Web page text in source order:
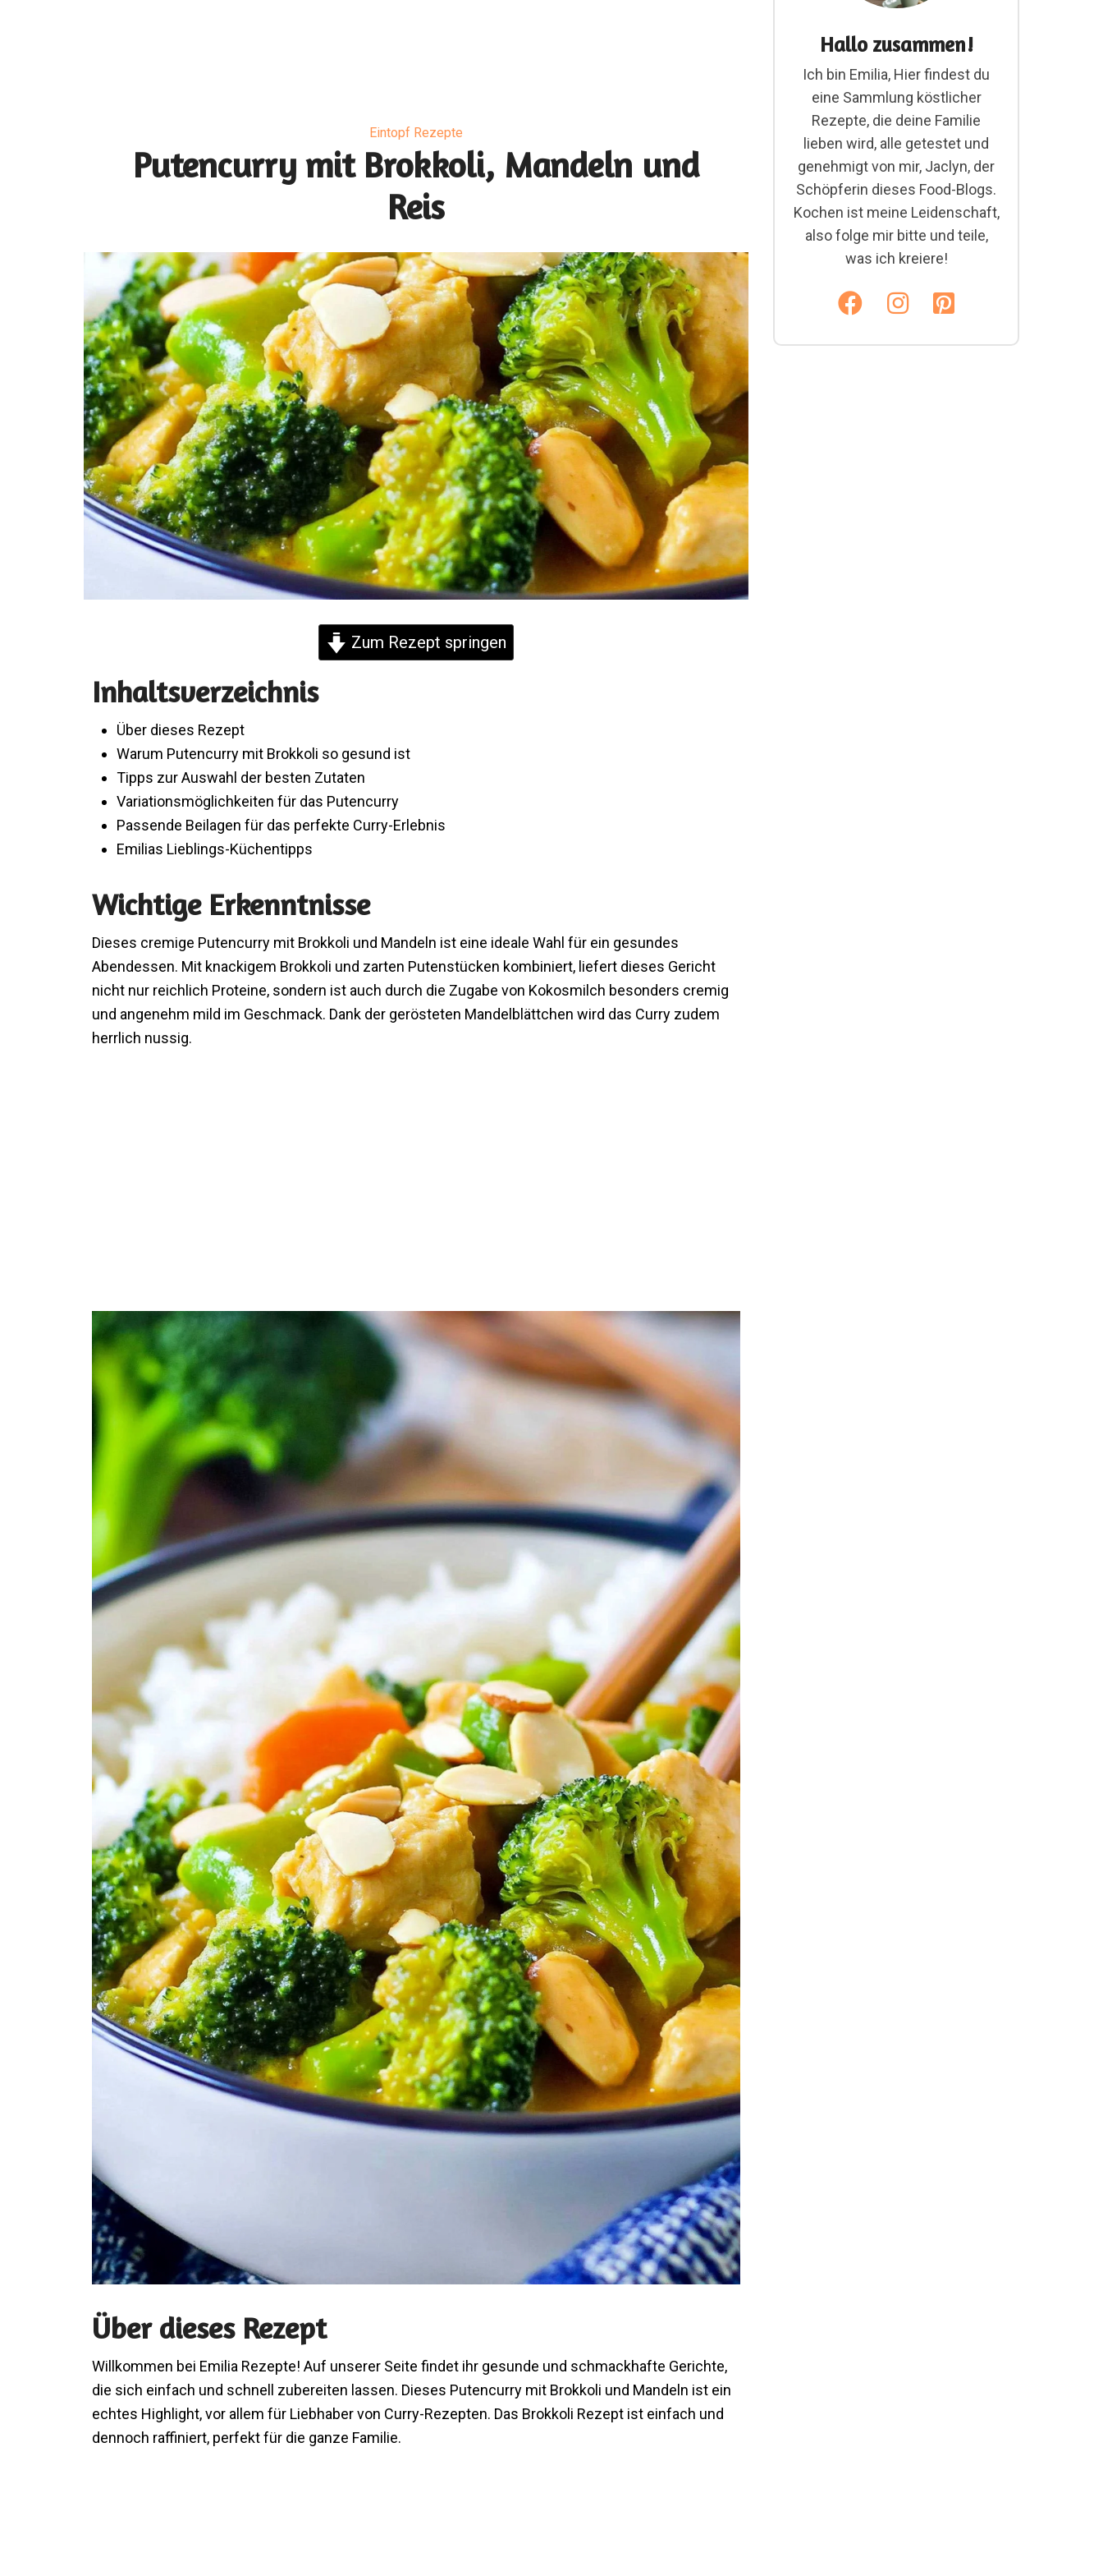
Eintopf Rezepte
Putencurry mit Brokkoli, Mandeln und
Reis
Zum Rezept springen
Inhaltsverzeichnis
Über dieses Rezept
Warum Putencurry mit Brokkoli so gesund ist
Tipps zur Auswahl der besten Zutaten
Variationsmöglichkeiten für das Putencurry
Passende Beilagen für das perfekte Curry-Erlebnis
Emilias Lieblings-Küchentipps
Wichtige Erkenntnisse
Dieses cremige Putencurry mit Brokkoli und Mandeln ist eine ideale Wahl für ein gesundes
Abendessen. Mit knackigem Brokkoli und zarten Putenstücken kombiniert, liefert dieses Gericht
nicht nur reichlich Proteine, sondern ist auch durch die Zugabe von Kokosmilch besonders cremig
und angenehm mild im Geschmack. Dank der gerösteten Mandelblättchen wird das Curry zudem
herrlich nussig.
Über dieses Rezept
Willkommen bei Emilia Rezepte! Auf unserer Seite findet ihr gesunde und schmackhafte Gerichte,
die sich einfach und schnell zubereiten lassen. Dieses Putencurry mit Brokkoli und Mandeln ist ein
echtes Highlight, vor allem für Liebhaber von Curry-Rezepten. Das Brokkoli Rezept ist einfach und
dennoch raffiniert, perfekt für die ganze Familie.
Hallo zusammen!
Ich bin Emilia, Hier findest du
eine Sammlung köstlicher
Rezepte, die deine Familie
lieben wird, alle getestet und
genehmigt von mir, Jaclyn, der
Schöpferin dieses Food-Blogs.
Kochen ist meine Leidenschaft,
also folge mir bitte und teile,
was ich kreiere!